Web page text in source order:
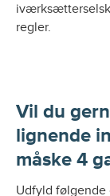
regler.
Vil du
lignende
måske 4
Udfyld